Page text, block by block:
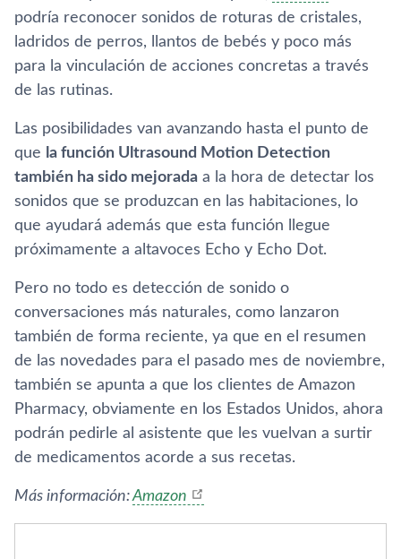
podría reconocer sonidos de roturas de cristales,
ladridos de perros, llantos de bebés y poco más
para la vinculación de acciones concretas a través
de las rutinas.
Las posibilidades van avanzando hasta el punto de
que la función Ultrasound Motion Detection
también ha sido mejorada a la hora de detectar los
sonidos que se produzcan en las habitaciones, lo
que ayudará además que esta función llegue
próximamente a altavoces Echo y Echo Dot.
Pero no todo es detección de sonido o
conversaciones más naturales, como lanzaron
también de forma reciente, ya que en el resumen
de las novedades para el pasado mes de noviembre,
también se apunta a que los clientes de Amazon
Pharmacy, obviamente en los Estados Unidos, ahora
podrán pedirle al asistente que les vuelvan a surtir
de medicamentos acorde a sus recetas.
Más información:Amazon